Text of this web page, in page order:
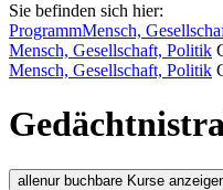
Sie befinden sich hier:
ProgrammMensch,
Mensch, Gesellschaft, Politik
Mensch, Gesellschaft, Politik
allenur buchbare Kurse